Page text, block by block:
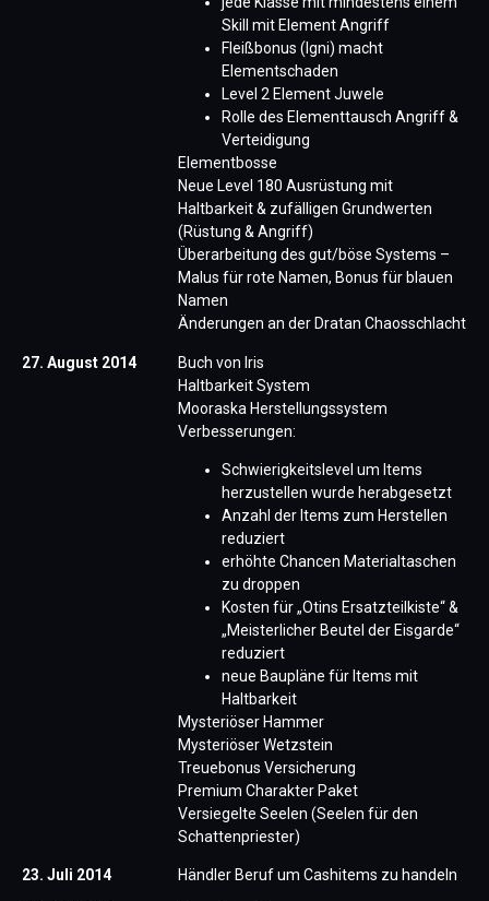
Skill mit Element Angriff
Fleißbonus (Igni) macht
Elementschaden
Level 2 Element Juwele
Rolle des Elementtausch Angriff &
Verteidigung
Elementbosse
Neue Level 180 Ausrüstung mit
Haltbarkeit & zufälligen Grundwerten
(Rüstung & Angriff)
​Überarbeitung des gut/böse Systems –
Malus für rote Namen, Bonus für blauen
Namen
Änderungen an der Dratan Chaosschlacht
27. August 2014
Buch von Iris
Haltbarkeit System
Mooraska Herstellungssystem
Verbesserungen:
Schwierigkeitslevel um Items
herzustellen wurde herabgesetzt
Anzahl der Items zum Herstellen
reduziert
erhöhte Chancen Materialtaschen
zu droppen
Kosten für „Otins Ersatzteilkiste“ &
„Meisterlicher Beutel der Eisgarde“
reduziert
neue Baupläne für Items mit
Haltbarkeit
Mysteriöser Hammer
Mysteriöser Wetzstein
Treuebonus Versicherung
Premium Charakter Paket
Versiegelte Seelen (Seelen für den
Schattenpriester)
23. Juli 2014 Händler Beruf um Cashitems zu handeln